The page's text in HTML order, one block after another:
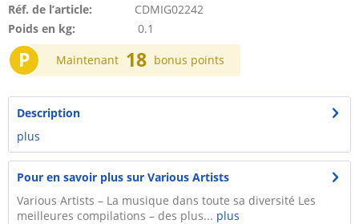
Réf. de l’article:
CDMIG02242
Poids en kg:
0.1
P Maintenant 18 bonus points
Description
plus
Pour en savoir plus sur Various Artists
Various Artists – La musique dans toute sa diversité Les
meilleures compilations – des plus... plus